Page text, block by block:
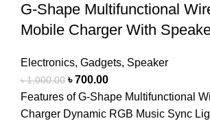
G-Shape Multifunctional
Mobile Charger With
Electronics, Gadgets, Speaker
৳1,000.00 ৳700.00
Features of G-Shape Multifunctional
Charger Dynamic RGB Music Sync